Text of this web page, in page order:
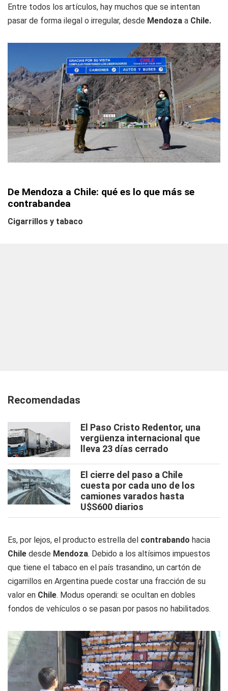
Entre todos los artículos, hay muchos que se intentan
pasar de forma ilegal o irregular, desde Mendoza a Chile.
De Mendoza a Chile: qué es lo que más se
contrabandea
Cigarrillos y tabaco
Recomendadas
El Paso Cristo Redentor, una
vergüenza internacional que
lleva 23 días cerrado
El cierre del paso a Chile
cuesta por cada uno de los
camiones varados hasta
U$S600 diarios
Es, por lejos, el producto estrella del contrabando hacia
Chile desde Mendoza. Debido a los altísimos impuestos
que tiene el tabaco en el país trasandino, un cartón de
cigarrillos en Argentina puede costar una fracción de su
valor en Chile. Modus operandi: se ocultan en dobles
fondos de vehículos o se pasan por pasos no habilitados.